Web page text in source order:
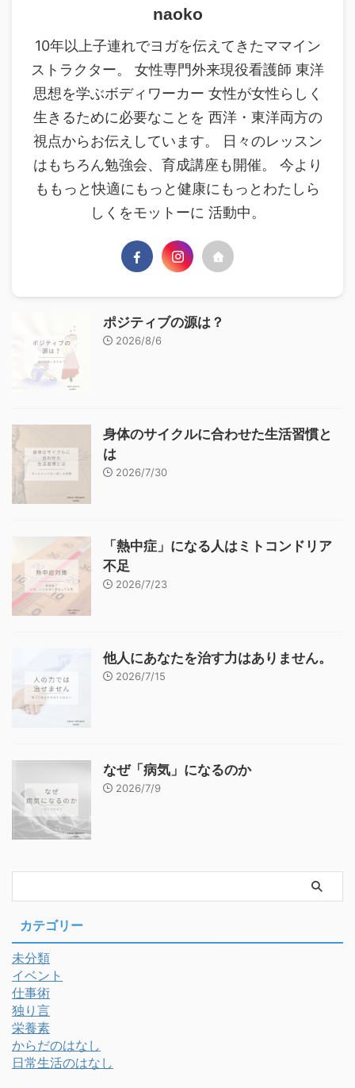
naoko
10年以上子連れでヨガを伝えてきたママイン
ストラクター。 女性専門外来現役看護師 東洋
思想を学ぶボディワーカー 女性が女性らしく
生きるために必要なことを 西洋・東洋両方の
視点からお伝えしています。 日々のレッスン
はもちろん勉強会、育成講座も開催。 今より
ももっと快適にもっと健康にもっとわたしら
しくをモットーに 活動中。
ポジティブの源は？
2026/8/6
身体のサイクルに合わせた生活習慣と
は
2026/7/30
「熱中症」になる人はミトコンドリア
不足
2026/7/23
他人にあなたを治す力はありません。
2026/7/15
なぜ「病気」になるのか
2026/7/9
カテゴリー
未分類
イベント
仕事術
独り言
栄養素
からだのはなし
日常生活のはなし